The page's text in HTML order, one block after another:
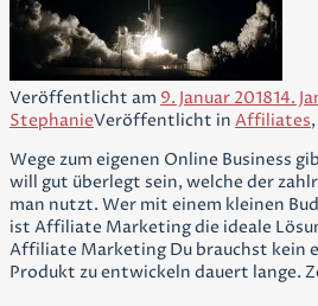
Veröffentlicht am 9. Januar 201814.
StephanieVeröffentlicht in Affiliates,
Wege zum eigenen Online Business
will gut überlegt sein, welche der
man nutzt. Wer mit einem kleinen
ist Affiliate Marketing die ideale
Affiliate Marketing Du brauchst kein
Produkt zu entwickeln dauert lange.